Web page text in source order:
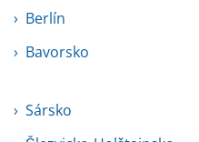
Berlín
Bavorsko
Sársko